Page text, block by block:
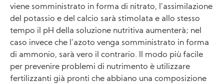
viene somministrato in forma di nitrato, l’assimilazione
del potassio e del calcio sarà stimolata e allo stesso
tempo il pH della soluzione nutritiva aumenterà; nel
caso invece che l’azoto venga somministrato in forma
di ammonio, sarà vero il contrario. Il modo più facile
per prevenire problemi di nutrimento è utilizzare
fertilizzanti già pronti che abbiano una composizione